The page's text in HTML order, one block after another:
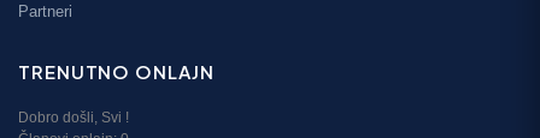
Partneri
TRENUTNO ONLAJN
Dobro došli, Svi !